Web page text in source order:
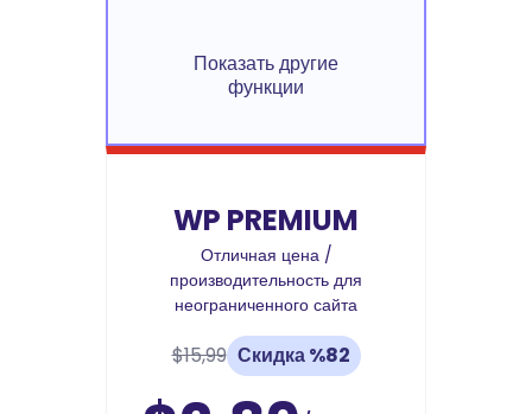
Показать другие
функции
WP PREMIUM
Отличная цена /
производительность для
неограниченного сайта
$15,99 Скидка %82